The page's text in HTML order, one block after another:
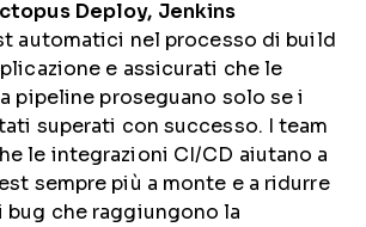
Deploy, Jenkins
automatici nel processo di build
e assicurati che le
pipeline proseguano solo se i
superati con successo. I team
le integrazioni CI/CD aiutano a
sempre più a monte e a ridurre
bug che raggiungono la